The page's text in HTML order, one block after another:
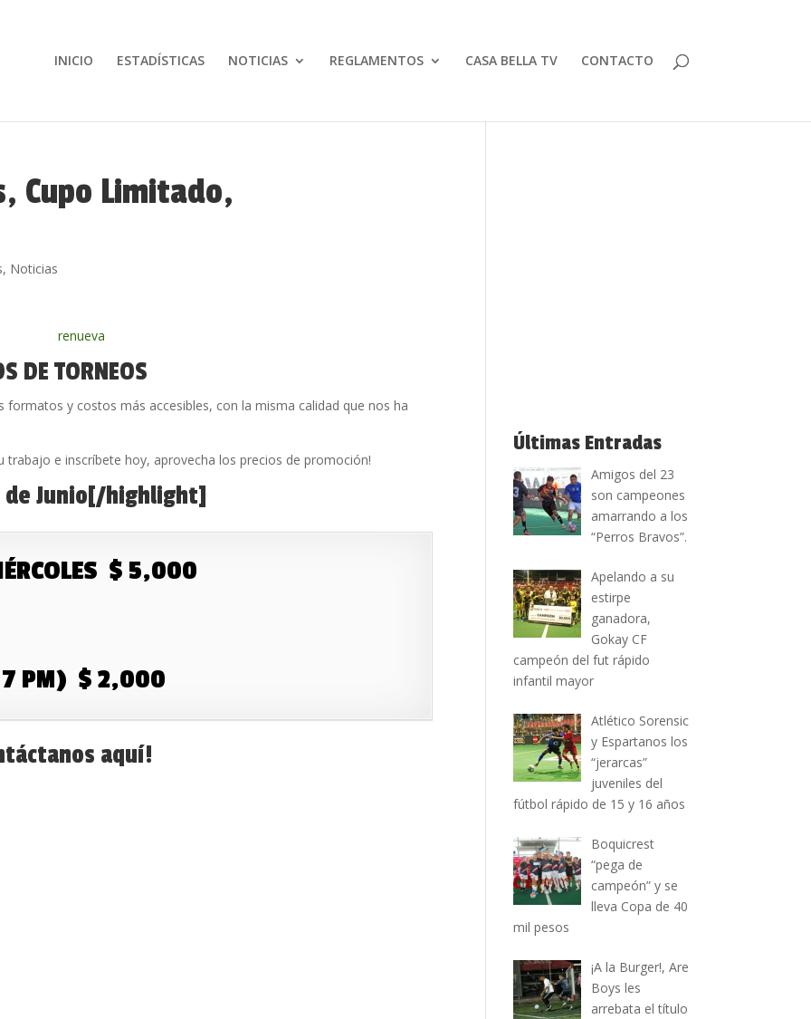
INICIO ESTADÍSTICAS NOTICIAS REGLAMENTOS CASA BELLA TV CONTACTO
Cupo Limitado,
, Noticias
DE TORNEOS
y costos más accesibles, con la misma calidad que nos ha
e inscríbete hoy, aprovecha los precios de promoción!
Junio[/highlight]
$ 5,000
7 PM) $ 2,000
aquí!
Últimas Entradas
Amigos del 23
son campeones
amarrando a los
“Perros Bravos”.
Apelando a su
estirpe
ganadora,
Gokay CF
campeón del fut rápido
infantil mayor
Atlético Sorensic
y Espartanos los
“jerarcas”
juveniles del
fútbol rápido de 15 y 16 años
Boquicrest
“pega de
campeón” y se
lleva Copa de 40
mil pesos
¡A la Burger!, Are
Boys les
arrebata el título